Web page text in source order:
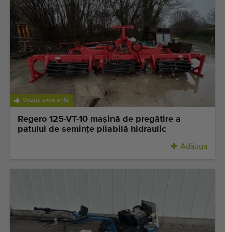
Ocazie excelentă
Regero 125-VT-10 mașină de pregătire a
patului de semințe pliabilă hidraulic
Adăuga